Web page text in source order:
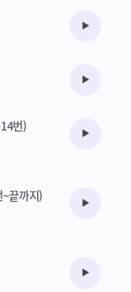
수강준비
수강준비
번)
수강준비
끝까지)
수강준비
수강준비